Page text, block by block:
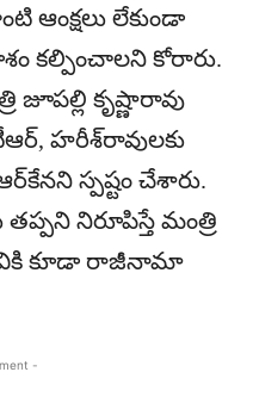
ఆంక్షలు లేకుండా
కల్పించాలని కోరారు.
జూపల్లి కృష్ణారావు
హరీశ్‌రావులకు
స్పష్టం చేశారు.
నిరూపిస్తే మంత్రి
కూడా రాజీనామా
-